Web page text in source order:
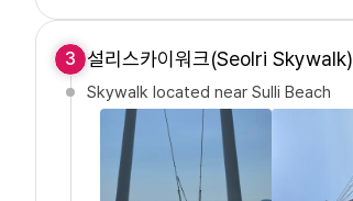
3 설리스카이워크(Seolri Skywalk)
Skywalk located near Sulli Beach